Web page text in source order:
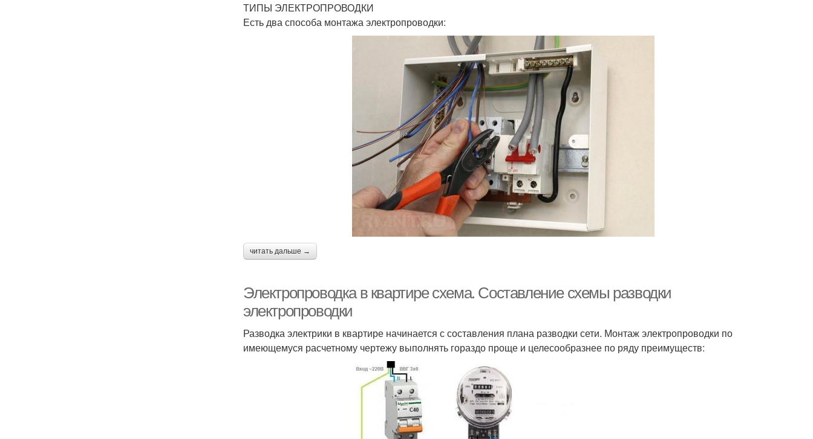
ТИПЫ ЭЛЕКТРОПРОВОДКИ
Есть два способа монтажа электропроводки:
читать дальше →
Электропроводка в квартире схема. Составление схемы разводки
электропроводки
Разводка электрики в квартире начинается с составления плана разводки сети. Монтаж электропроводки по
имеющемуся расчетному чертежу выполнять гораздо проще и целесообразнее по ряду преимуществ: